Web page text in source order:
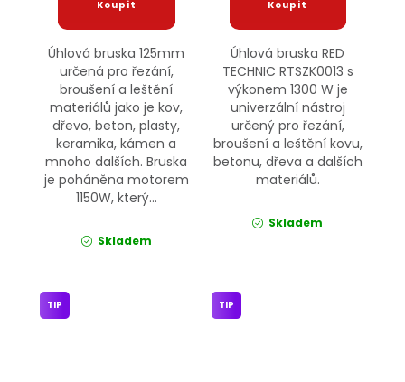
Úhlová bruska 125mm
určená pro řezání,
broušení a leštění
materiálů jako je kov,
dřevo, beton, plasty,
keramika, kámen a
mnoho dalších. Bruska
je poháněna motorem
1150W, který...
Skladem
Úhlová bruska RED
TECHNIC RTSZK0013 s
výkonem 1300 W je
univerzální nástroj
určený pro řezání,
broušení a leštění kovu,
betonu, dřeva a dalších
materiálů.
Skladem
TIP TIP